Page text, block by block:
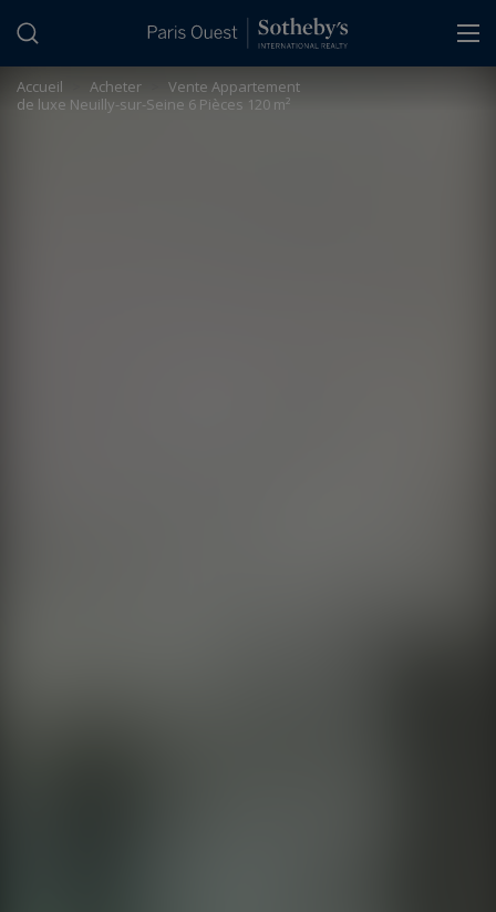
Accueil Acheter
Vente Appartement
de luxe Neuilly-sur-Seine 6 Pièces 120 m²